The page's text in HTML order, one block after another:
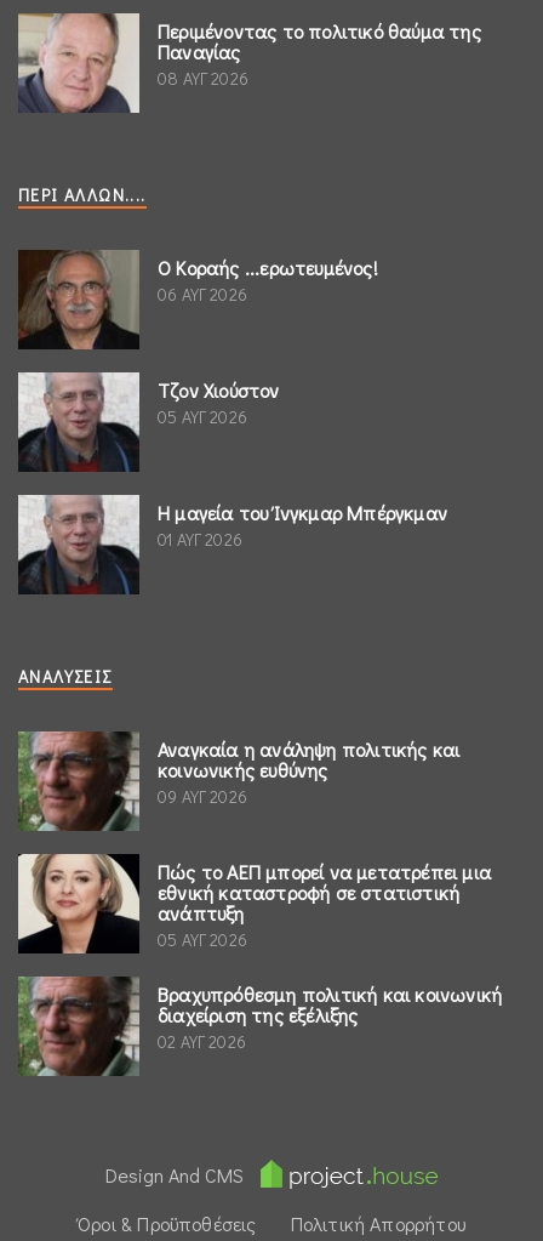
Περιμένοντας το πολιτικό θαύμα της
Παναγίας
08 ΑΥΓ 2026
ΠΕΡΊ ΆΛΛΩΝ....
Ο Κοραής ...ερωτευμένος!
06 ΑΥΓ 2026
Τζον Χιούστον
05 ΑΥΓ 2026
Η μαγεία του Ίνγκμαρ Μπέργκμαν
01 ΑΥΓ 2026
ΑΝΑΛΎΣΕΙΣ
Αναγκαία η ανάληψη πολιτικής και
κοινωνικής ευθύνης
09 ΑΥΓ 2026
Πώς το ΑΕΠ μπορεί να μετατρέπει μια
εθνική καταστροφή σε στατιστική
ανάπτυξη
05 ΑΥΓ 2026
Βραχυπρόθεσμη πολιτική και κοινωνική
διαχείριση της εξέλιξης
02 ΑΥΓ 2026
Design And CMS
Όροι & Προϋποθέσεις
Πολιτική Απορρήτου